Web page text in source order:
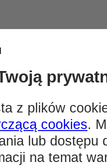
z plików
cookies.
lub dostępu
na temat